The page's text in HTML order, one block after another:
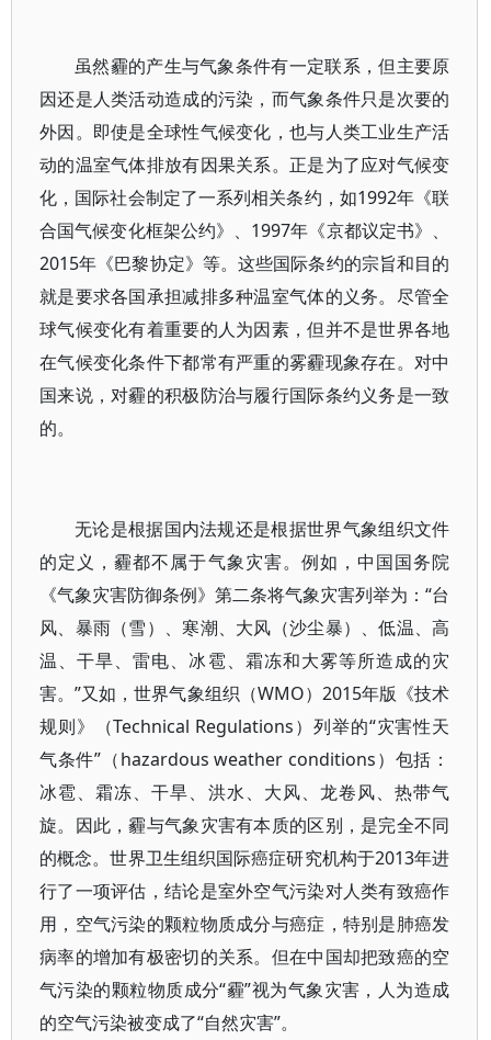
虽然霾的产生与气象条件有一定联系，但主要原
因还是人类活动造成的污染，而气象条件只是次要的
外因。即使是全球性气候变化，也与人类工业生产活
动的温室气体排放有因果关系。正是为了应对气候变
化，国际社会制定了一系列相关条约，如1992年《联
合国气候变化框架公约》、1997年《京都议定书》、
2015年《巴黎协定》等。这些国际条约的宗旨和目的
就是要求各国承担减排多种温室气体的义务。尽管全
球气候变化有着重要的人为因素，但并不是世界各地
在气候变化条件下都常有严重的雾霾现象存在。对中
国来说，对霾的积极防治与履行国际条约义务是一致
的。
无论是根据国内法规还是根据世界气象组织文件
的定义，霾都不属于气象灾害。例如，中国国务院
《气象灾害防御条例》第二条将气象灾害列举为：“台
风、暴雨（雪）、寒潮、大风（沙尘暴）、低温、高
温、干旱、雷电、冰雹、霜冻和大雾等所造成的灾
害。”又如，世界气象组织（WMO）2015年版《技术
规则》（Technical Regulations）列举的“灾害性天
气条件”（hazardous weather conditions）包括：
冰雹、霜冻、干旱、洪水、大风、龙卷风、热带气
旋。因此，霾与气象灾害有本质的区别，是完全不同
的概念。世界卫生组织国际癌症研究机构于2013年进
行了一项评估，结论是室外空气污染对人类有致癌作
用，空气污染的颗粒物质成分与癌症，特别是肺癌发
病率的增加有极密切的关系。但在中国却把致癌的空
气污染的颗粒物质成分“霾”视为气象灾害，人为造成
的空气污染被变成了“自然灾害”。